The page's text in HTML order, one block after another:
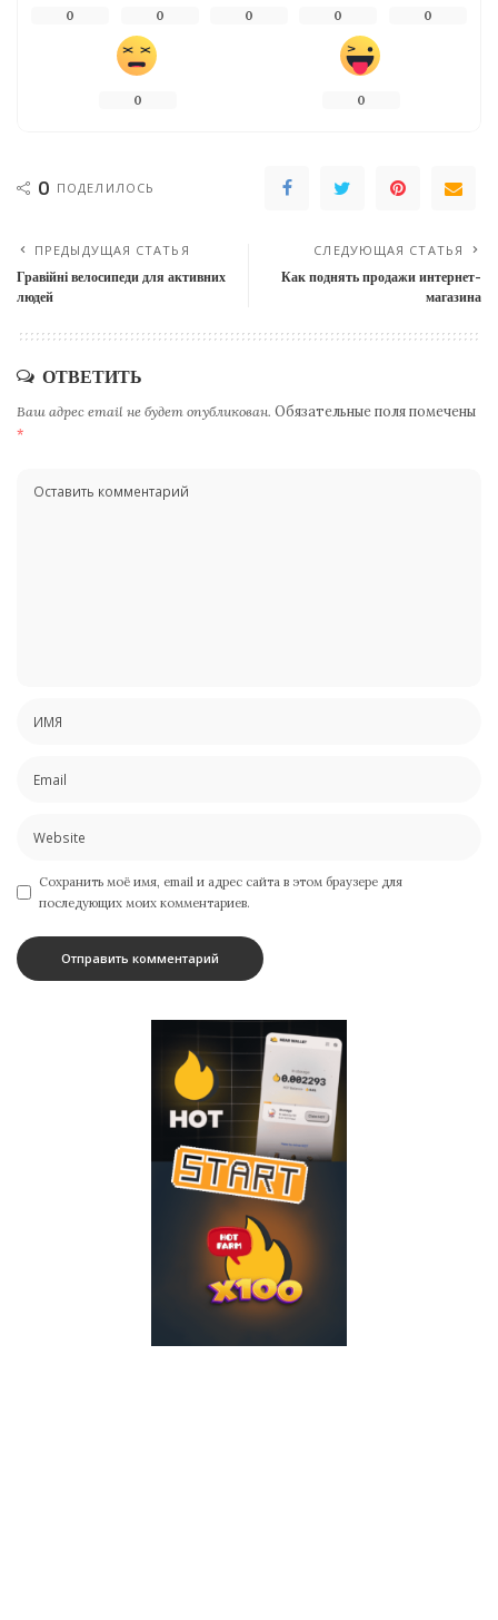
0 0 0 0 0
0 0
0 ПОДЕЛИЛОСЬ
ПРЕДЫДУЩАЯ СТАТЬЯ
Гравійні велосипеди для активних
людей
СЛЕДУЮЩАЯ СТАТЬЯ
Как поднять продажи интернет-
магазина
ОТВЕТИТЬ
Ваш адрес email не будет опубликован. Обязательные поля помечены
*
Сохранить моё имя, email и адрес сайта в этом браузере для
последующих моих комментариев.